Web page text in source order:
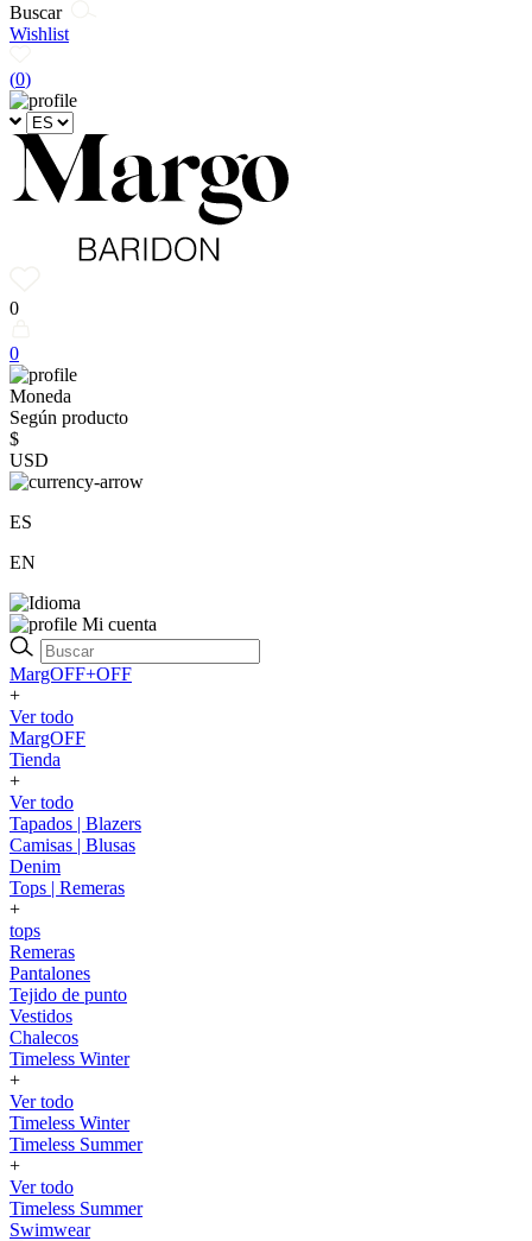
Buscar
Wishlist
(0)
0
0
Moneda
Según producto
$
USD
ES
EN
Mi cuenta
MargOFF+OFF
+
Ver todo
MargOFF
Tienda
+
Ver todo
Tapados | Blazers
Camisas | Blusas
Denim
Tops | Remeras
+
tops
Remeras
Pantalones
Tejido de punto
Vestidos
Chalecos
Timeless Winter
+
Ver todo
Timeless Winter
Timeless Summer
+
Ver todo
Timeless Summer
Swimwear